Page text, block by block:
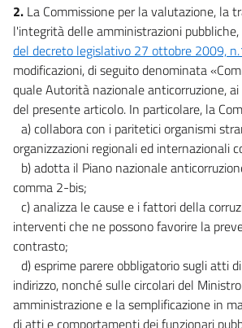
2. La Commissione per la valutazione, la
l'integrità delle amministrazioni pubbliche,
del decreto legislativo 27 ottobre 2009,
modificazioni, di seguito denominata
quale Autorità nazionale anticorruzione,
del presente articolo. In particolare, la
a) collabora con i paritetici organismi
organizzazioni regionali ed internazionali
b) adotta il Piano nazionale
comma 2-bis;
c) analizza le cause e i fattori della
interventi che ne possono favorire la
contrasto;
d) esprime parere obbligatorio sugli atti
indirizzo, nonché sulle circolari del
amministrazione e la semplificazione in
di atti e comportamenti dei funzionari